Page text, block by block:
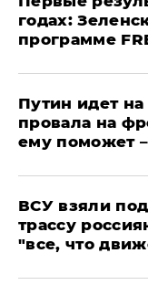
годах:
программе
Путин идет
провала на
ему поможет
ВСУ взяли
трассу
"все, что